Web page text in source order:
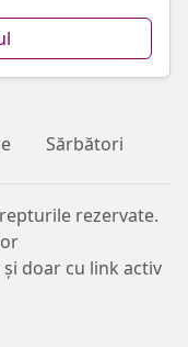
Sărbători
rezervate.
doar cu link activ